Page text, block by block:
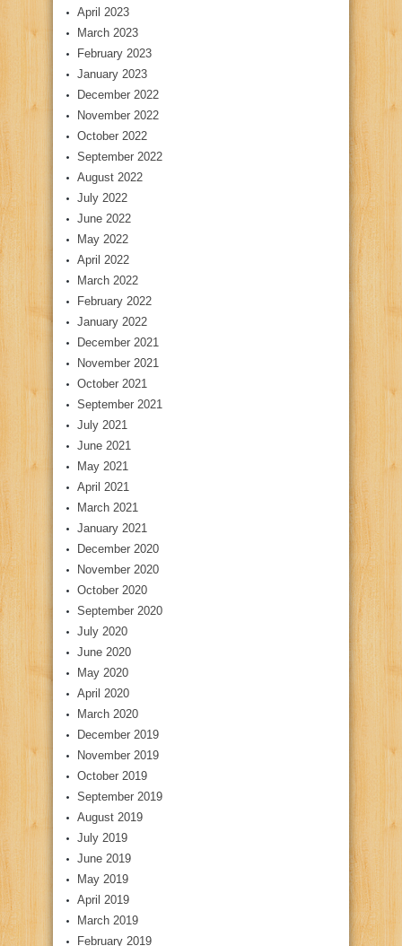
April 2023
March 2023
February 2023
January 2023
December 2022
November 2022
October 2022
September 2022
August 2022
July 2022
June 2022
May 2022
April 2022
March 2022
February 2022
January 2022
December 2021
November 2021
October 2021
September 2021
July 2021
June 2021
May 2021
April 2021
March 2021
January 2021
December 2020
November 2020
October 2020
September 2020
July 2020
June 2020
May 2020
April 2020
March 2020
December 2019
November 2019
October 2019
September 2019
August 2019
July 2019
June 2019
May 2019
April 2019
March 2019
February 2019